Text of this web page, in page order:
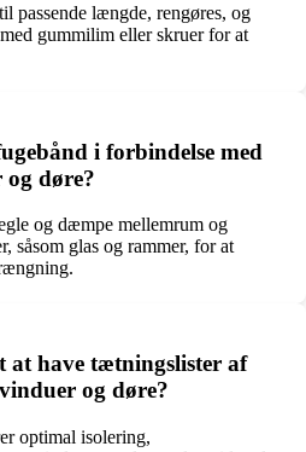
passende længde, rengøres, og
gummilim eller skruer for at
i forbindelse med
døre?
og dæmpe mellemrum og
såsom glas og rammer, for at
at have tætningslister af
og døre?
optimal isolering,